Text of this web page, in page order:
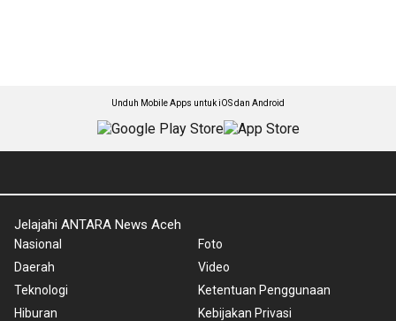
Unduh Mobile Apps untuk iOS dan Android
Jelajahi ANTARA News Aceh
Nasional
Daerah
Teknologi
Hiburan
Foto
Video
Ketentuan Penggunaan
Kebijakan Privasi